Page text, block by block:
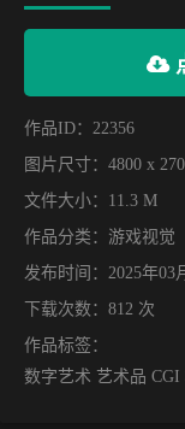
作品ID：22356
图片尺寸：4800 x
文件大小：11.3 M
作品分类： 游戏视觉
发布时间：2025年03
下载次数：812 次
作品标签：
数字艺术 艺术品